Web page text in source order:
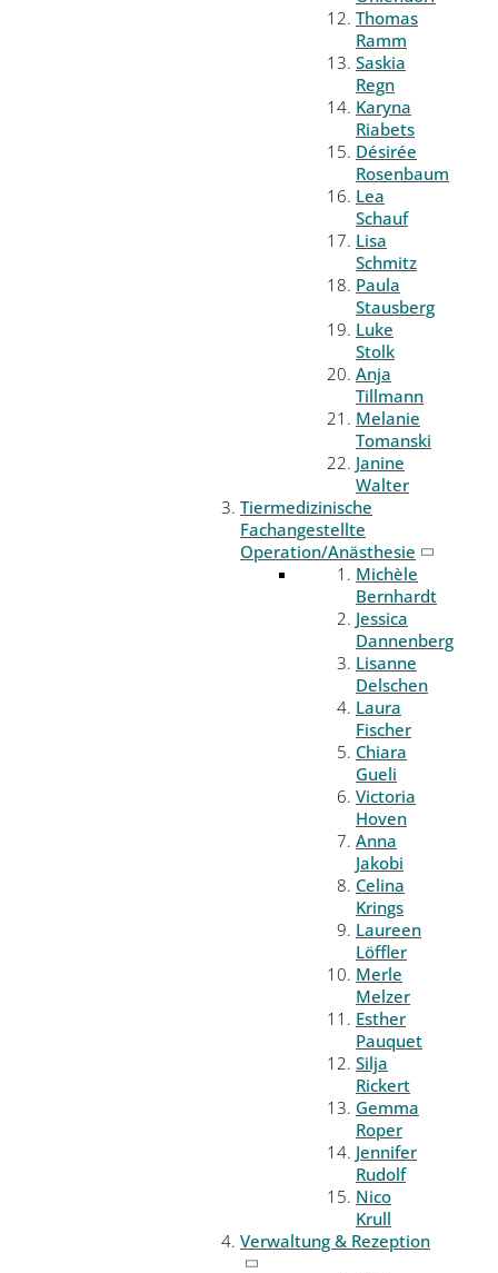
Thomas
Ramm
Saskia
Regn
Karyna
Riabets
Désirée
Rosenbaum
Lea
Schauf
Lisa
Schmitz
Paula
Stausberg
Luke
Stolk
Anja
Tillmann
Melanie
Tomanski
Janine
Walter
Tiermedizinische
Fachangestellte
Operation/Anästhesie
Michèle
Bernhardt
Jessica
Dannenberg
Lisanne
Delschen
Laura
Fischer
Chiara
Gueli
Victoria
Hoven
Anna
Jakobi
Celina
Krings
Laureen
Löffler
Merle
Melzer
Esther
Pauquet
Silja
Rickert
Gemma
Roper
Jennifer
Rudolf
Nico
Krull
Verwaltung & Rezeption